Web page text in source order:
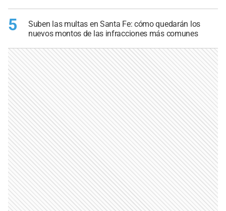
5
Suben las multas en Santa Fe: cómo quedarán los
nuevos montos de las infracciones más comunes